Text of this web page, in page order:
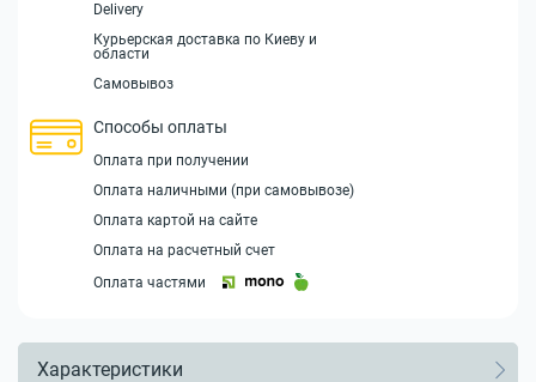
Delivery
Курьерская доставка по Киеву и
области
Самовывоз
Способы оплаты
Оплата при получении
Оплата наличными (при самовывозе)
Оплата картой на сайте
Оплата на расчетный счет
Оплата частями
Характеристики